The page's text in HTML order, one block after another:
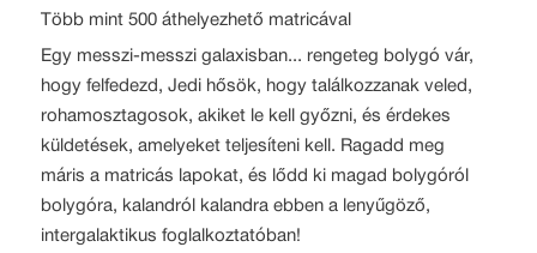
Több mint 500 áthelyezhető matricával
Egy messzi-messzi galaxisban... rengeteg bolygó vár,
hogy felfedezd, Jedi hősök, hogy találkozzanak veled,
rohamosztagosok, akiket le kell győzni, és érdekes
küldetések, amelyeket teljesíteni kell. Ragadd meg
máris a matricás lapokat, és lődd ki magad bolygóról
bolygóra, kalandról kalandra ebben a lenyűgöző,
intergalaktikus foglalkoztatóban!